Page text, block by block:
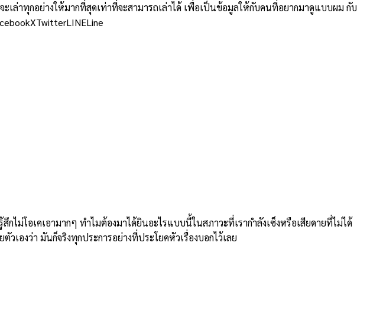
ล่าทุกอย่างให้มากที่สุดเท่าที่จะสามารถเล่าได้ เพื่อเป็นข้อมูลให้กับคนที่อยากมาดูแบบผม กับ
โอเคเอามากๆ ทำไมต้องมาได้ยินอะไรแบบนี้ในสภาวะที่เรากำลังเซ็งหรือเสียดายที่ไม่ได้
เองว่า มันก็จริงทุกประการอย่างที่ประโยคหัวเรื่องบอกไว้เลย